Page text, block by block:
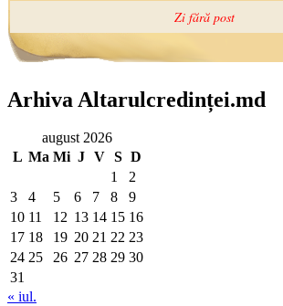
Arhiva Altarulcredinței.md
august 2026
L Ma Mi J V S D
1
2
3
4 5 6 7 8
9
10 11 12 13 14 15 16
17 18 19 20 21 22 23
24 25 26 27 28 29 30
31
« iul.